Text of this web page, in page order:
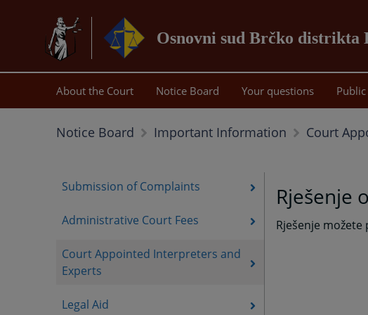
Osnovni sud Brčko distrikta
About the Court Notice Board Your questions
Notice Board Important Information Court
Submission of Complaints
Administrative Court Fees
Court Appointed Interpreters and
Experts
Legal Aid
Rješenje
Rješenje možete